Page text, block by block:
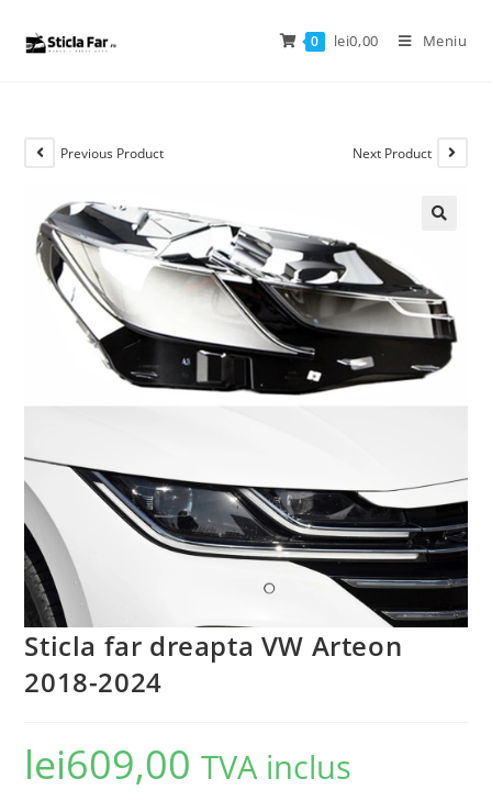
0 lei0,00 Meniu
Previous Product Next Product
Sticla far dreapta VW Arteon
2018-2024
lei609,00 TVA inclus